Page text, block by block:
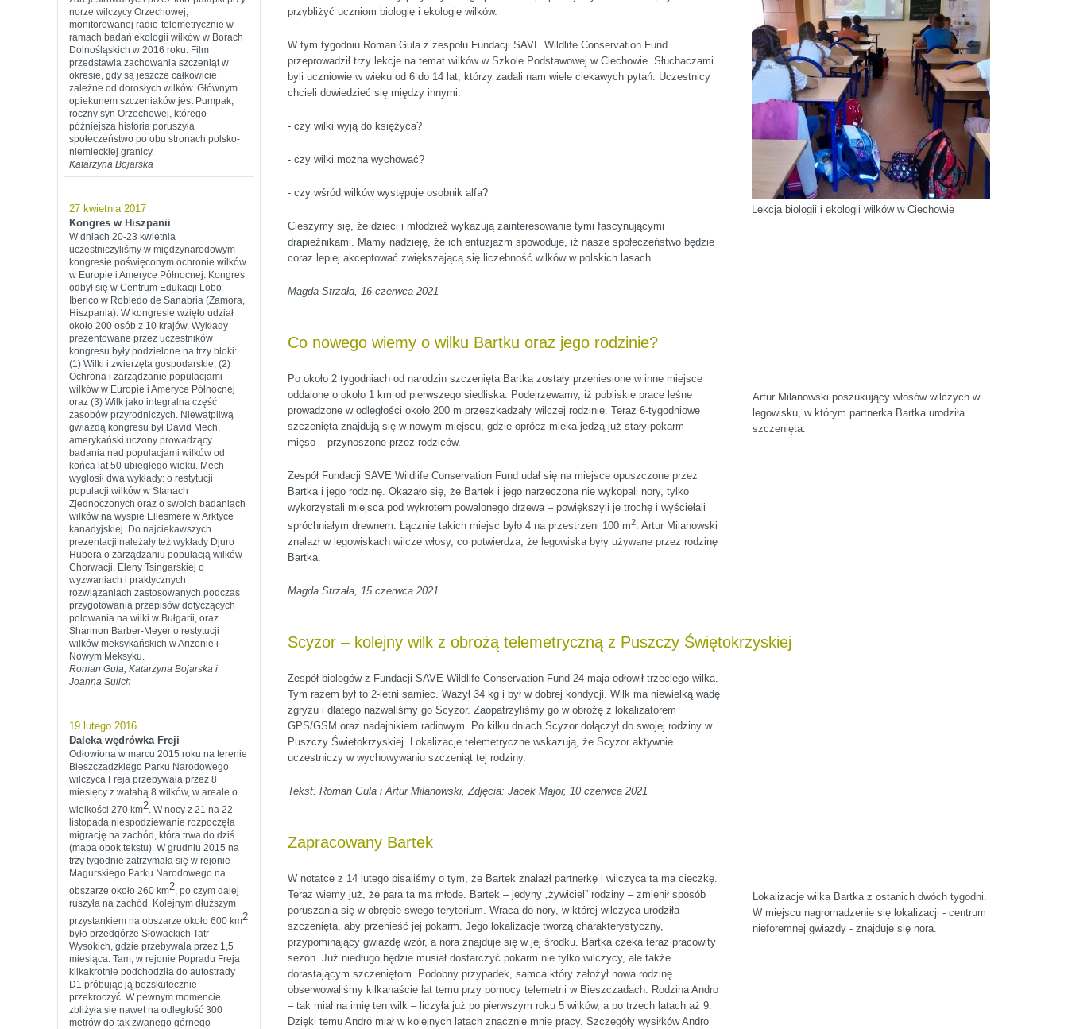
norze wilczycy Orzechowej,
monitorowanej radio-telemetrycznie w
ramach badań ekologii wilków w Borach
Dolnośląskich w 2016 roku. Film
przedstawia zachowania szczeniąt w
okresie, gdy są jeszcze całkowicie
zależne od dorosłych wilków. Głównym
opiekunem szczeniaków jest Pumpak,
roczny syn Orzechowej, którego
późniejsza historia poruszyła
społeczeństwo po obu stronach polsko-
niemieckiej granicy.
Katarzyna Bojarska
27 kwietnia 2017
Kongres w Hiszpanii
W dniach 20-23 kwietnia
uczestniczyliśmy w międzynarodowym
kongresie poświęconym ochronie wilków
w Europie i Ameryce Północnej. Kongres
odbył się w Centrum Edukacji Lobo
Iberico w Robledo de Sanabria (Zamora,
Hiszpania). W kongresie wzięło udział
około 200 osób z 10 krajów. Wykłady
prezentowane przez uczestników
kongresu były podzielone na trzy bloki:
(1) Wilki i zwierzęta gospodarskie, (2)
Ochrona i zarządzanie populacjami
wilków w Europie i Ameryce Północnej
oraz (3) Wilk jako integralna część
zasobów przyrodniczych. Niewątpliwą
gwiazdą kongresu był David Mech,
amerykański uczony prowadzący
badania nad populacjami wilków od
końca lat 50 ubiegłego wieku. Mech
wygłosił dwa wykłady: o restytucji
populacji wilków w Stanach
Zjednoczonych oraz o swoich badaniach
wilków na wyspie Ellesmere w Arktyce
kanadyjskiej. Do najciekawszych
prezentacji należały też wykłady Djuro
Hubera o zarządzaniu populacją wilków
Chorwacji, Eleny Tsingarskiej o
wyzwaniach i praktycznych
rozwiązaniach zastosowanych podczas
przygotowania przepisów dotyczących
polowania na wilki w Bułgarii, oraz
Shannon Barber-Meyer o restytucji
wilków meksykańskich w Arizonie i
Nowym Meksyku.
Roman Gula, Katarzyna Bojarska i
Joanna Sulich
19 lutego 2016
Daleka wędrówka Freji
Odłowiona w marcu 2015 roku na terenie
Bieszczadzkiego Parku Narodowego
wilczyca Freja przebywała przez 8
miesięcy z watahą 8 wilków, w areale o
wielkości 270 km2. W nocy z 21 na 22
listopada niespodziewanie rozpoczęła
migrację na zachód, która trwa do dziś
(mapa obok tekstu). W grudniu 2015 na
trzy tygodnie zatrzymała się w rejonie
Magurskiego Parku Narodowego na
obszarze około 260 km2, po czym dalej
ruszyła na zachód. Kolejnym dłuższym
przystankiem na obszarze około 600 km2
było przedgórze Słowackich Tatr
Wysokich, gdzie przebywała przez 1,5
miesiąca. Tam, w rejonie Popradu Freja
kilkakrotnie podchodziła do autostrady
D1 próbując ją bezskutecznie
przekroczyć. W pewnym momencie
zbliżyła się nawet na odległość 300
metrów do tak zwanego górnego
Lekcja biologii i ekologii wilków w Ciechowie
przybliżyć uczniom biologię i ekologię wilków.
W tym tygodniu Roman Gula z zespołu Fundacji SAVE Wildlife Conservation Fund
przeprowadził trzy lekcje na temat wilków w Szkole Podstawowej w Ciechowie. Słuchaczami
byli uczniowie w wieku od 6 do 14 lat, którzy zadali nam wiele ciekawych pytań. Uczestnicy
chcieli dowiedzieć się między innymi:
- czy wilki wyją do księżyca?
- czy wilki można wychować?
- czy wśród wilków występuje osobnik alfa?
Cieszymy się, że dzieci i młodzież wykazują zainteresowanie tymi fascynującymi
drapieżnikami. Mamy nadzieję, że ich entuzjazm spowoduje, iż nasze społeczeństwo będzie
coraz lepiej akceptować zwiększającą się liczebność wilków w polskich lasach.
Magda Strzała, 16 czerwca 2021
Co nowego wiemy o wilku Bartku oraz jego rodzinie?
Artur Milanowski poszukujący włosów wilczych w
legowisku, w którym partnerka Bartka urodziła
szczenięta.
Po około 2 tygodniach od narodzin szczenięta Bartka zostały przeniesione w inne miejsce
oddalone o około 1 km od pierwszego siedliska. Podejrzewamy, iż pobliskie prace leśne
prowadzone w odległości około 200 m przeszkadzały wilczej rodzinie. Teraz 6-tygodniowe
szczenięta znajdują się w nowym miejscu, gdzie oprócz mleka jedzą już stały pokarm –
mięso – przynoszone przez rodziców.
Zespół Fundacji SAVE Wildlife Conservation Fund udał się na miejsce opuszczone przez
Bartka i jego rodzinę. Okazało się, że Bartek i jego narzeczona nie wykopali nory, tylko
wykorzystali miejsca pod wykrotem powalonego drzewa – powiększyli je trochę i wyściełali
spróchniałym drewnem. Łącznie takich miejsc było 4 na przestrzeni 100 m2. Artur Milanowski
znalazł w legowiskach wilcze włosy, co potwierdza, że legowiska były używane przez rodzinę
Bartka.
Magda Strzała, 15 czerwca 2021
Scyzor – kolejny wilk z obrożą telemetryczną z Puszczy Świętokrzyskiej
Zespół biologów z Fundacji SAVE Wildlife Conservation Fund 24 maja odłowił trzeciego wilka.
Tym razem był to 2-letni samiec. Ważył 34 kg i był w dobrej kondycji. Wilk ma niewielką wadę
zgryzu i dlatego nazwaliśmy go Scyzor. Zaopatrzyliśmy go w obrożę z lokalizatorem
GPS/GSM oraz nadajnikiem radiowym. Po kilku dniach Scyzor dołączył do swojej rodziny w
Puszczy Świetokrzyskiej. Lokalizacje telemetryczne wskazują, że Scyzor aktywnie
uczestniczy w wychowywaniu szczeniąt tej rodziny.
Tekst: Roman Gula i Artur Milanowski, Zdjęcia: Jacek Major, 10 czerwca 2021
Zapracowany Bartek
Lokalizacje wilka Bartka z ostanich dwóch tygodni.
W miejscu nagromadzenie się lokalizacji - centrum
nieforemnej gwiazdy - znajduje się nora.
W notatce z 14 lutego pisaliśmy o tym, że Bartek znalazł partnerkę i wilczyca ta ma cieczkę.
Teraz wiemy już, że para ta ma młode. Bartek – jedyny „żywiciel” rodziny – zmienił sposób
poruszania się w obrębie swego terytorium. Wraca do nory, w której wilczyca urodziła
szczenięta, aby przenieść jej pokarm. Jego lokalizacje tworzą charakterystyczny,
przypominający gwiazdę wzór, a nora znajduje się w jej środku. Bartka czeka teraz pracowity
sezon. Już niedługo będzie musiał dostarczyć pokarm nie tylko wilczycy, ale także
dorastającym szczeniętom. Podobny przypadek, samca który założył nowa rodzinę
obserwowaliśmy kilkanaście lat temu przy pomocy telemetrii w Bieszczadach. Rodzina Andro
– tak miał na imię ten wilk – liczyła już po pierwszym roku 5 wilków, a po trzech latach aż 9.
Dzięki temu Andro miał w kolejnych latach znacznie mnie pracy. Szczegóły wysiłków Andro